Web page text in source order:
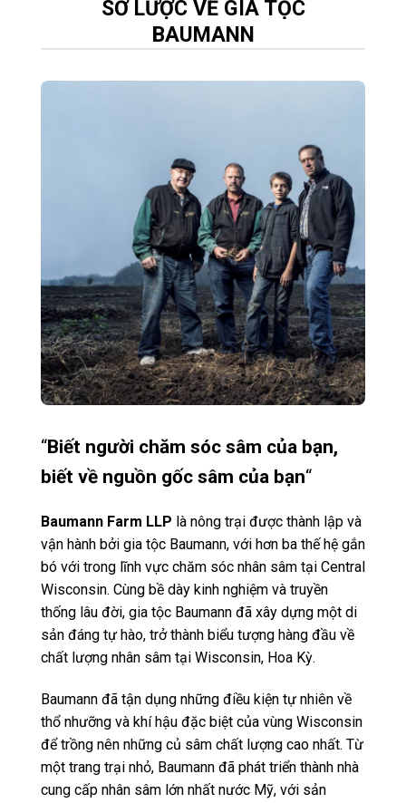
SƠ LƯỢC VỀ GIA TỘC
BAUMANN
“Biết người chăm sóc sâm của bạn,
biết về nguồn gốc sâm của bạn“
Baumann Farm LLP là nông trại được thành lập và
vận hành bởi gia tộc Baumann, với hơn ba thế hệ gắn
bó với trong lĩnh vực chăm sóc nhân sâm tại Central
Wisconsin. Cùng bề dày kinh nghiệm và truyền
thống lâu đời, gia tộc Baumann đã xây dựng một di
sản đáng tự hào, trở thành biểu tượng hàng đầu về
chất lượng nhân sâm tại Wisconsin, Hoa Kỳ.
Baumann đã tận dụng những điều kiện tự nhiên về
thổ nhưỡng và khí hậu đặc biệt của vùng Wisconsin
để trồng nên những củ sâm chất lượng cao nhất. Từ
một trang trại nhỏ, Baumann đã phát triển thành nhà
cung cấp nhân sâm lớn nhất nước Mỹ, với sản